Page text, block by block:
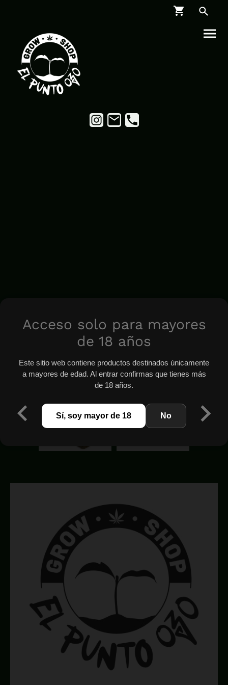
Acceso solo para mayores
de 18 años
Este sitio web contiene productos destinados únicamente
a mayores de edad. Al entrar confirmas que tienes más
de 18 años.
Sí, soy mayor de 18 No